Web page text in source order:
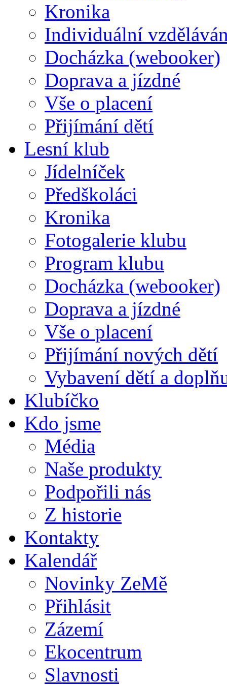
Kronika
Individuální
Docházka (webooker)
Doprava a jízdné
Vše o placení
Přijímání dětí
Lesní klub
Jídelníček
Předškoláci
Kronika
Fotogalerie klubu
Program klubu
Docházka (webooker)
Doprava a jízdné
Vše o placení
Přijímání nových dětí
Vybavení dětí a
Klubíčko
Kdo jsme
Média
Naše produkty
Podpořili nás
Z historie
Kontakty
Kalendář
Novinky ZeMě
Přihlásit
Zázemí
Ekocentrum
Slavnosti